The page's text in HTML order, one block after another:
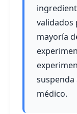
validados
mayoría
suspenda
médico.